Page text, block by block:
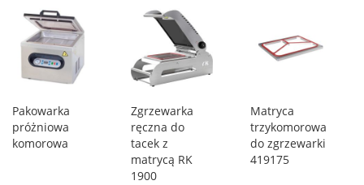
Pakowarka
próżniowa
komorowa
Zgrzewarka
ręczna do
tacek z
matrycą RK
1900
Matryca
trzykomorowa
do zgrzewarki
419175